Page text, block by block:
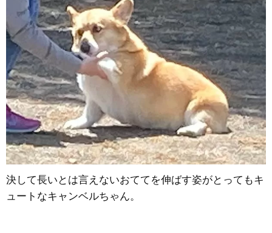
決して長いとは言えないおててを伸ばす姿がとってもキ
ュートなキャンベルちゃん。